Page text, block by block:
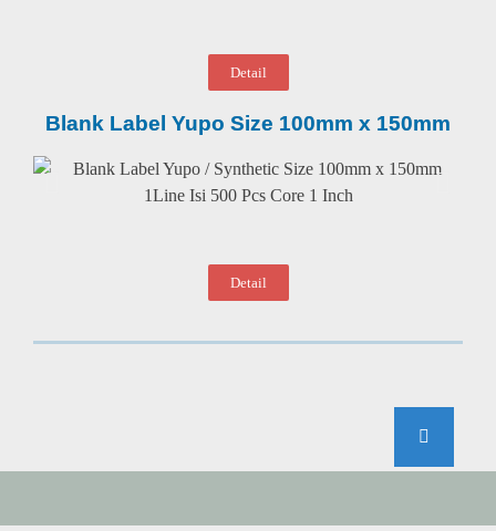
Detail
Blank Label Yupo Size 100mm x 150mm
Detail